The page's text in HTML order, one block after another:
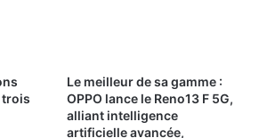
Le meilleur de sa gamme :
OPPO lance le Reno13 F 5G,
alliant intelligence
artificielle avancée,